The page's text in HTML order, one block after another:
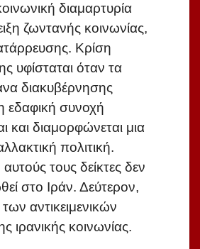
διαμαρτυρία
ζωντανής κοινωνίας,
Κρίση
υφίσταται όταν τα
διακυβέρνησης
εδαφική συνοχή
και διαμορφώνεται μια
πολιτική.
τους δείκτες δεν
στο Ιράν. Δεύτερον,
αντικειμενικών
ιρανικής κοινωνίας.